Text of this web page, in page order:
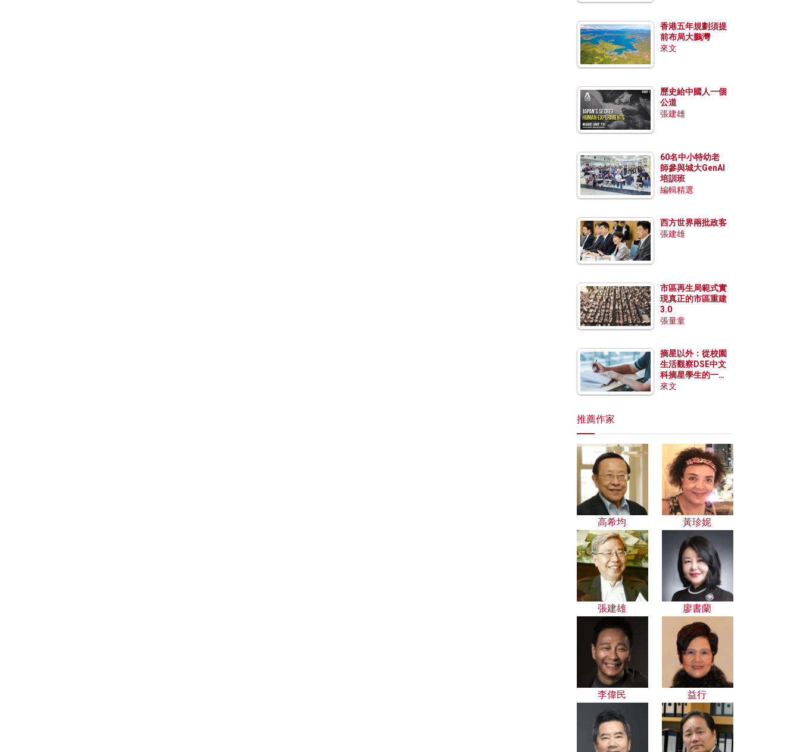
香港五年規劃須提
前布局大鵬灣
來文
歷史給中國人一個
公道
張建雄
60名中小特幼老
師參與城大GenAI
培訓班
編輯精選
西方世界兩批政客
張建雄
市區再生局範式實
現真正的市區重建
3.0
張量童
摘星以外：從校園
生活觀察DSE中文
科摘星學生的一點
特質
來文
推薦作家
高希均 黃珍妮
張建雄 廖書蘭
李偉民 益行